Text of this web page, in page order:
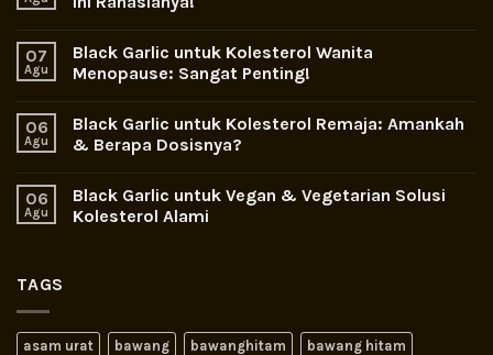
07
Agu
Black Garlic untuk Kolesterol Wanita
Menopause: Sangat Penting!
06
Agu
Black Garlic untuk Kolesterol Remaja: Amankah
& Berapa Dosisnya?
06
Agu
Black Garlic untuk Vegan & Vegetarian Solusi
Kolesterol Alami
TAGS
asam urat bawang bawanghitam bawang hitam